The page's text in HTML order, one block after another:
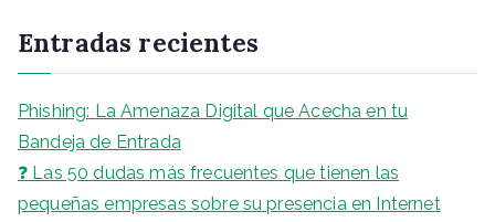
a
r
Entradas recientes
Phishing: La Amenaza Digital que Acecha en tu
Bandeja de Entrada
❓ Las 50 dudas más frecuentes que tienen las
pequeñas empresas sobre su presencia en Internet